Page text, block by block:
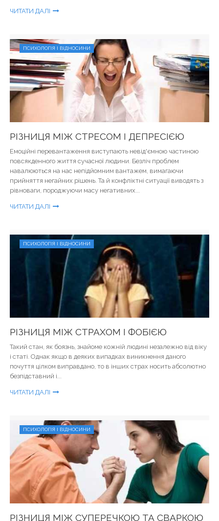
ЧИТАТИ ДАЛІ
ПСИХОЛОГІЯ І ВІДНОСИНИ
РІЗНИЦЯ МІЖ СТРЕСОМ І ДЕПРЕСІЄЮ
Емоційні перевантаження виступають невід'ємною частиною
повсякденного життя сучасної людини. Безліч проблем
навалюються на нас непідйомним вантажем, вимагаючи
прийняття негайних рішень. Та й конфліктні ситуації виводять з
рівноваги, породжуючи масу негативних...
ЧИТАТИ ДАЛІ
ПСИХОЛОГІЯ І ВІДНОСИНИ
РІЗНИЦЯ МІЖ СТРАХОМ І ФОБІЄЮ
Такий стан, як боязнь, знайоме кожній людині незалежно від віку
і статі. Однак якщо в деяких випадках виникнення даного
почуття цілком виправдано, то в інших страх носить абсолютно
безпідставний і...
ЧИТАТИ ДАЛІ
ПСИХОЛОГІЯ І ВІДНОСИНИ
РІЗНИЦЯ МІЖ СУПЕРЕЧКОЮ ТА СВАРКОЮ